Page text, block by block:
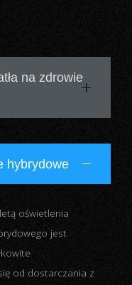
na zdrowie
bezpośrednio
na zdrowie
Aby
negatywnego
światła
wykorzystania
hybrydowe
jest
od dostarczania z
Energia